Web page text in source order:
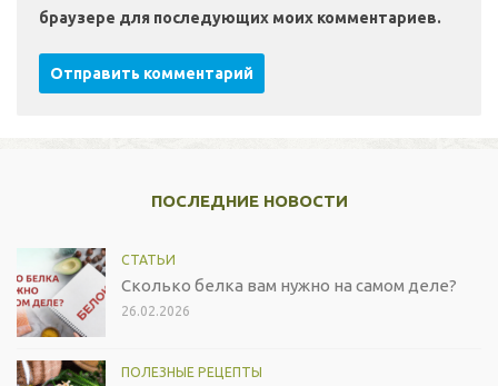
браузере для последующих моих комментариев.
ПОСЛЕДНИЕ НОВОСТИ
СТАТЬИ
Сколько белка вам нужно на самом деле?
26.02.2026
ПОЛЕЗНЫЕ РЕЦЕПТЫ